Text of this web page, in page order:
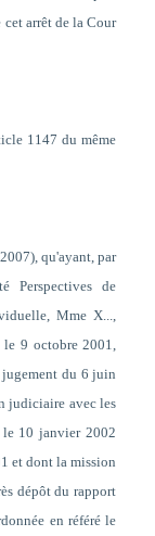
arrêt de la Cour
1147 du même
qu'ayant, par
Perspectives de
Mme X...,
9 octobre 2001,
jugement du 6 juin
judiciaire avec les
le 10 janvier 2002
et dont la mission
dépôt du rapport
en référé le